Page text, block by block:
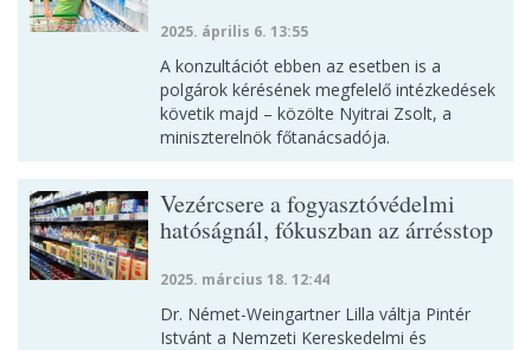
2025. április 6. 13:55
A konzultációt ebben az esetben is a
polgárok kérésének megfelelő intézkedések
követik majd – közölte Nyitrai Zsolt, a
miniszterelnök főtanácsadója.
Vezércsere a fogyasztóvédelmi
hatóságnál, fókuszban az árrésstop
2025. március 18. 12:44
Dr. Német-Weingartner Lilla váltja Pintér
Istvánt a Nemzeti Kereskedelmi és